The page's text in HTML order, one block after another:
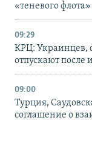
«теневого
09:29
КРЦ: Украинцев,
отпускают после
09:00
Турция,
соглашение о